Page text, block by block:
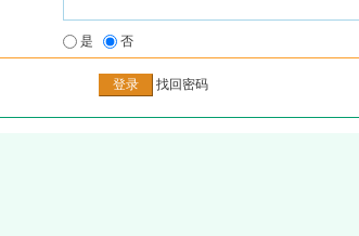
是 否
找回密码